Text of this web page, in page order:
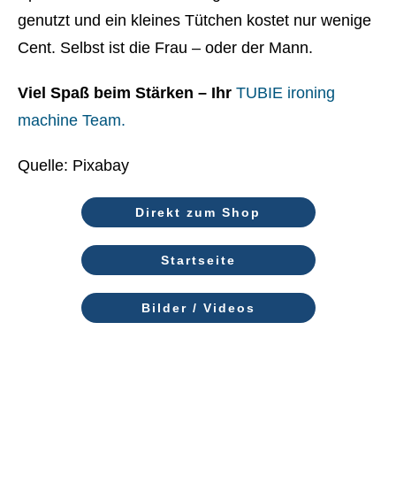
genutzt und ein kleines Tütchen kostet nur wenige
Cent. Selbst ist die Frau – oder der Mann.
Viel Spaß beim Stärken – Ihr TUBIE ironing
machine Team.
Quelle: Pixabay
Direkt zum Shop
Startseite
Bilder / Videos